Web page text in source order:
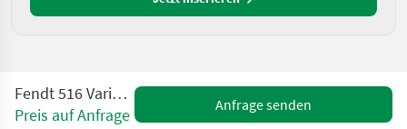
Fendt 516 Vario FendtONE
Preis auf Anfrage
Anfrage senden